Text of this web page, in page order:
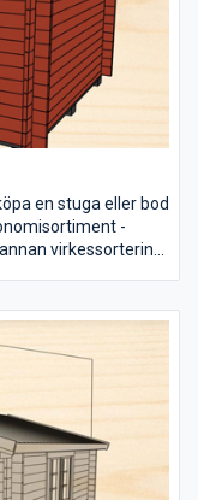
till
en stuga eller bod
-
virkessortering.
i samma
av t ex
direkt från
att fungera som
och det tåliga och
mm).